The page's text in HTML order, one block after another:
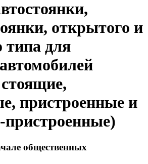
открытого и
типа для
пристроенные и
пристроенные)
общественных